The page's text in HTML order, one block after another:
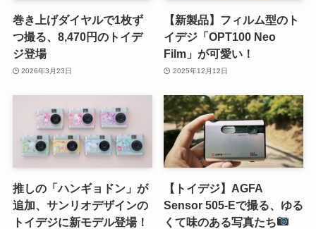
巻き上げダイヤルで1枚ず
つ撮る、8,470円のトイデ
ジ登場
2026年3月23日
【新製品】フィルム型のト
イデジ「OPT100 Neo
Film」が可愛い！
2025年12月12日
推しの「ハンギョドン」が
追加、サンリオデザインの
トイデジに新モデル登場！
【トイデジ】AGFA
Sensor 505-Eで撮る、ゆる
くて味のある写真たち